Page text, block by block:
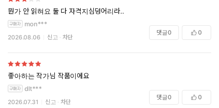
뭔가 안 읽혀요 둘 다 자격지심덩어리라..
mon***
2026.08.06 신고 차단
댓글0 0
좋아하는 작가님 작품이에요
dlt***
2026.07.31 신고 차단
댓글0 0